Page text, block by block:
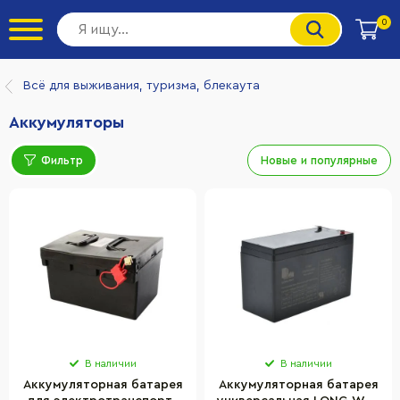
0
Всё для выживания, туризма, блекаута
Аккумуляторы
Фильтр Новые и популярные
В наличии
Аккумуляторная батарея
В наличии
Аккумуляторная батарея